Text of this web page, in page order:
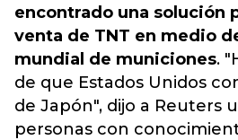
encontrado una solución
venta de TNT en medio
mundial de municiones.
de que Estados Unidos
de Japón", dijo a Reuters
personas con